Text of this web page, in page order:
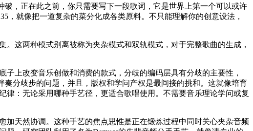
，正在此之前，你只需要写下一段歌词，它是世界上第一个可以或许
，就像把一道复杂的菜分化成各类原料。不只能理解你的创意设法，
这两种模式别离被称为夹杂模式和双轨模式，对于完整歌曲的生成，
上改变音乐创做和消费的款式，分歧的编码层具有分歧的主要性，
奏分歧步的问题，并且，版权和学问产权是最间接的挑和。这就像培育
：无论采用哪种手艺径，更适合歌唱使用。不需要音乐理论学问或复
天然协调。这种手艺的焦点思惟是正在锻炼过程中同时关心夹杂音频